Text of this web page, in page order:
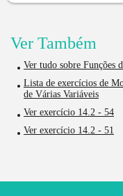
Ver Também
Ver tudo sobre Funções
Lista de exercícios de
de Várias Variáveis
Ver exercício 14.2 - 54
Ver exercício 14.2 - 51